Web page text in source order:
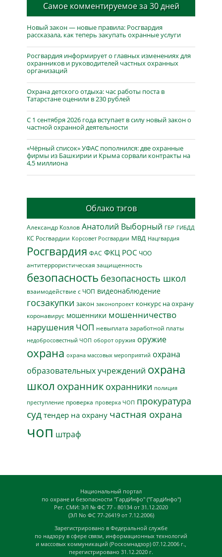
Самое комментируемое за 30 дней
Новый закон — новые правила: Росгвардия
рассказала, как теперь закупать охранные услуги
Росгвардия информирует о главных изменениях для
охранников и руководителей частных охранных
организаций
Охрана детского отдыха: час работы поста в
Татарстане оценили в 230 рублей
С 1 сентября 2026 года вступает в силу новый закон о
частной охранной деятельности
«Чёрный список» УФАС пополнился: две охранные
фирмы из Башкирии и Крыма сорвали контракты на
4,5 миллиона
Облако тэгов
Александр Козлов Анатолий Выборный ГБР ГИБДД
КС Росгвардии Корсовет Росгвардии МВД Нацгвардия
Росгвардия ФАС ФКЦ РОС ЧОО
антитеррористическая защищенность
безопасность безопасность школ
взаимодействие с ЧОП видеонаблюдение
госзакупки закон законопроект конкурс на охрану
коронавирус мошенники мошенничество
нарушения ЧОП невыплата заработной платы
недобросовестный ЧОП оборот оружия оружие
охрана охрана массовых мероприятий охрана
образовательных учреждений охрана
школ охранник охранники полиция
преступление проверка проверка ЧОП прокуратура
суд тендер на охрану частная охрана
чоп штраф
Национальный портал
по охране и безопасности "ГардИнфо" ("ГардИнфо")
Рег. СМИ: ЭЛ № ФС 77 - 80134 от 31.12.2020
(ЭЛ No ФС 77-26419 от 7.12.2006)
Зарегистрировано в Федеральной службе
по надзору в сфере связи, информационных технологий
и массовых коммуникаций (Роскомнадзор) 07.12.2006 г.,
перегистрировано 31.12.2020 г.